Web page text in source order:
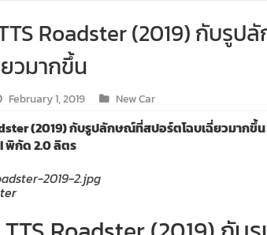
Roadster (2019) กับรู
วมากขึ้น
February 1, 2019 New Car
(2019) กับรูปลักษณ์ที่สปอร์ตโฉบเฉี่ยวมาก
พิกัด 2.0 ลิตร